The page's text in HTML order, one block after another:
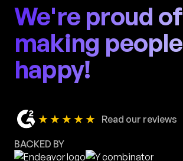
We're proud of
making people
happy!
★★★★★ Read our reviews
BACKED BY